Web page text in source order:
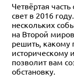
Четвёртая
свет в 2016
нескольких
на Второй
решить, какому
историческому
позволит вам
обстановку.